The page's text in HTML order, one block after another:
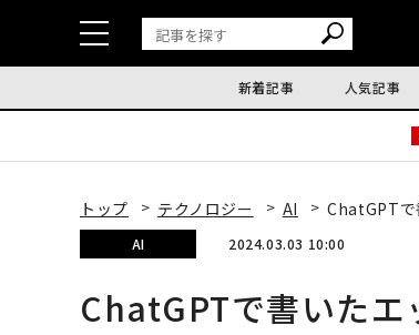
新着記事 人気記事
トップ テクノロジー AI ChatGPTで
AI 2024.03.03 10:00
ChatGPTで書いたエ